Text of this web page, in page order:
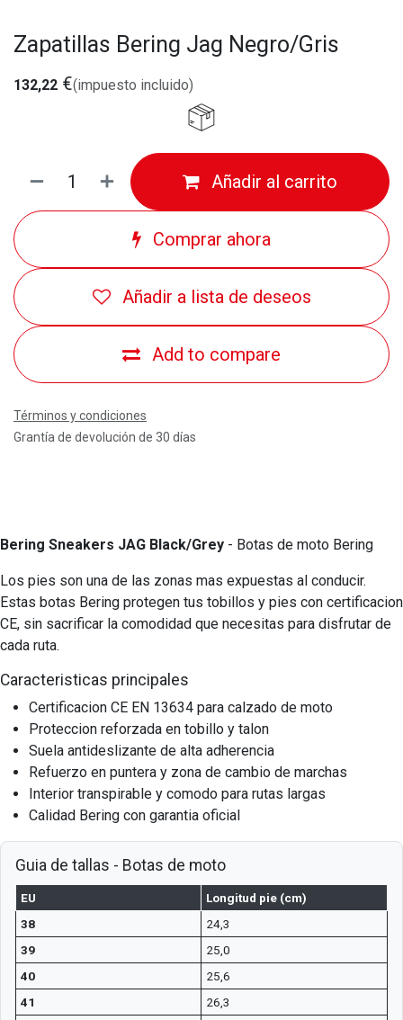
Zapatillas Bering Jag Negro/Gris
132,22 €(impuesto incluido)
Añadir al carrito
Comprar ahora
Add to compare
Añadir a lista de deseos
Términos y condiciones
Grantía de devolución de 30 días
Bering Sneakers JAG Black/Grey - Botas de moto Bering
Los pies son una de las zonas mas expuestas al conducir.
Estas botas Bering protegen tus tobillos y pies con certificacion
CE, sin sacrificar la comodidad que necesitas para disfrutar de
cada ruta.
Caracteristicas principales
Certificacion CE EN 13634 para calzado de moto
Proteccion reforzada en tobillo y talon
Suela antideslizante de alta adherencia
Refuerzo en puntera y zona de cambio de marchas
Interior transpirable y comodo para rutas largas
Calidad Bering con garantia oficial
Guia de tallas - Botas de moto
EU
Longitud pie (cm)
38
24,3
39
25,0
40
25,6
41
26,3